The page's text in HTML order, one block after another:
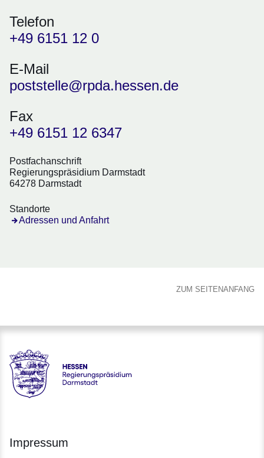
Telefon
+49 6151 12 0
E-Mail
poststelle@rpda.hessen.de
Fax
+49 6151 12 6347
Postfachanschrift
Regierungspräsidium Darmstadt
64278 Darmstadt
Standorte
Adressen und Anfahrt
Öffnet sich in einem neuen Fenster
ZUM SEITENANFANG
Hessen - Regierungspräsidium Darmstadt
Impressum